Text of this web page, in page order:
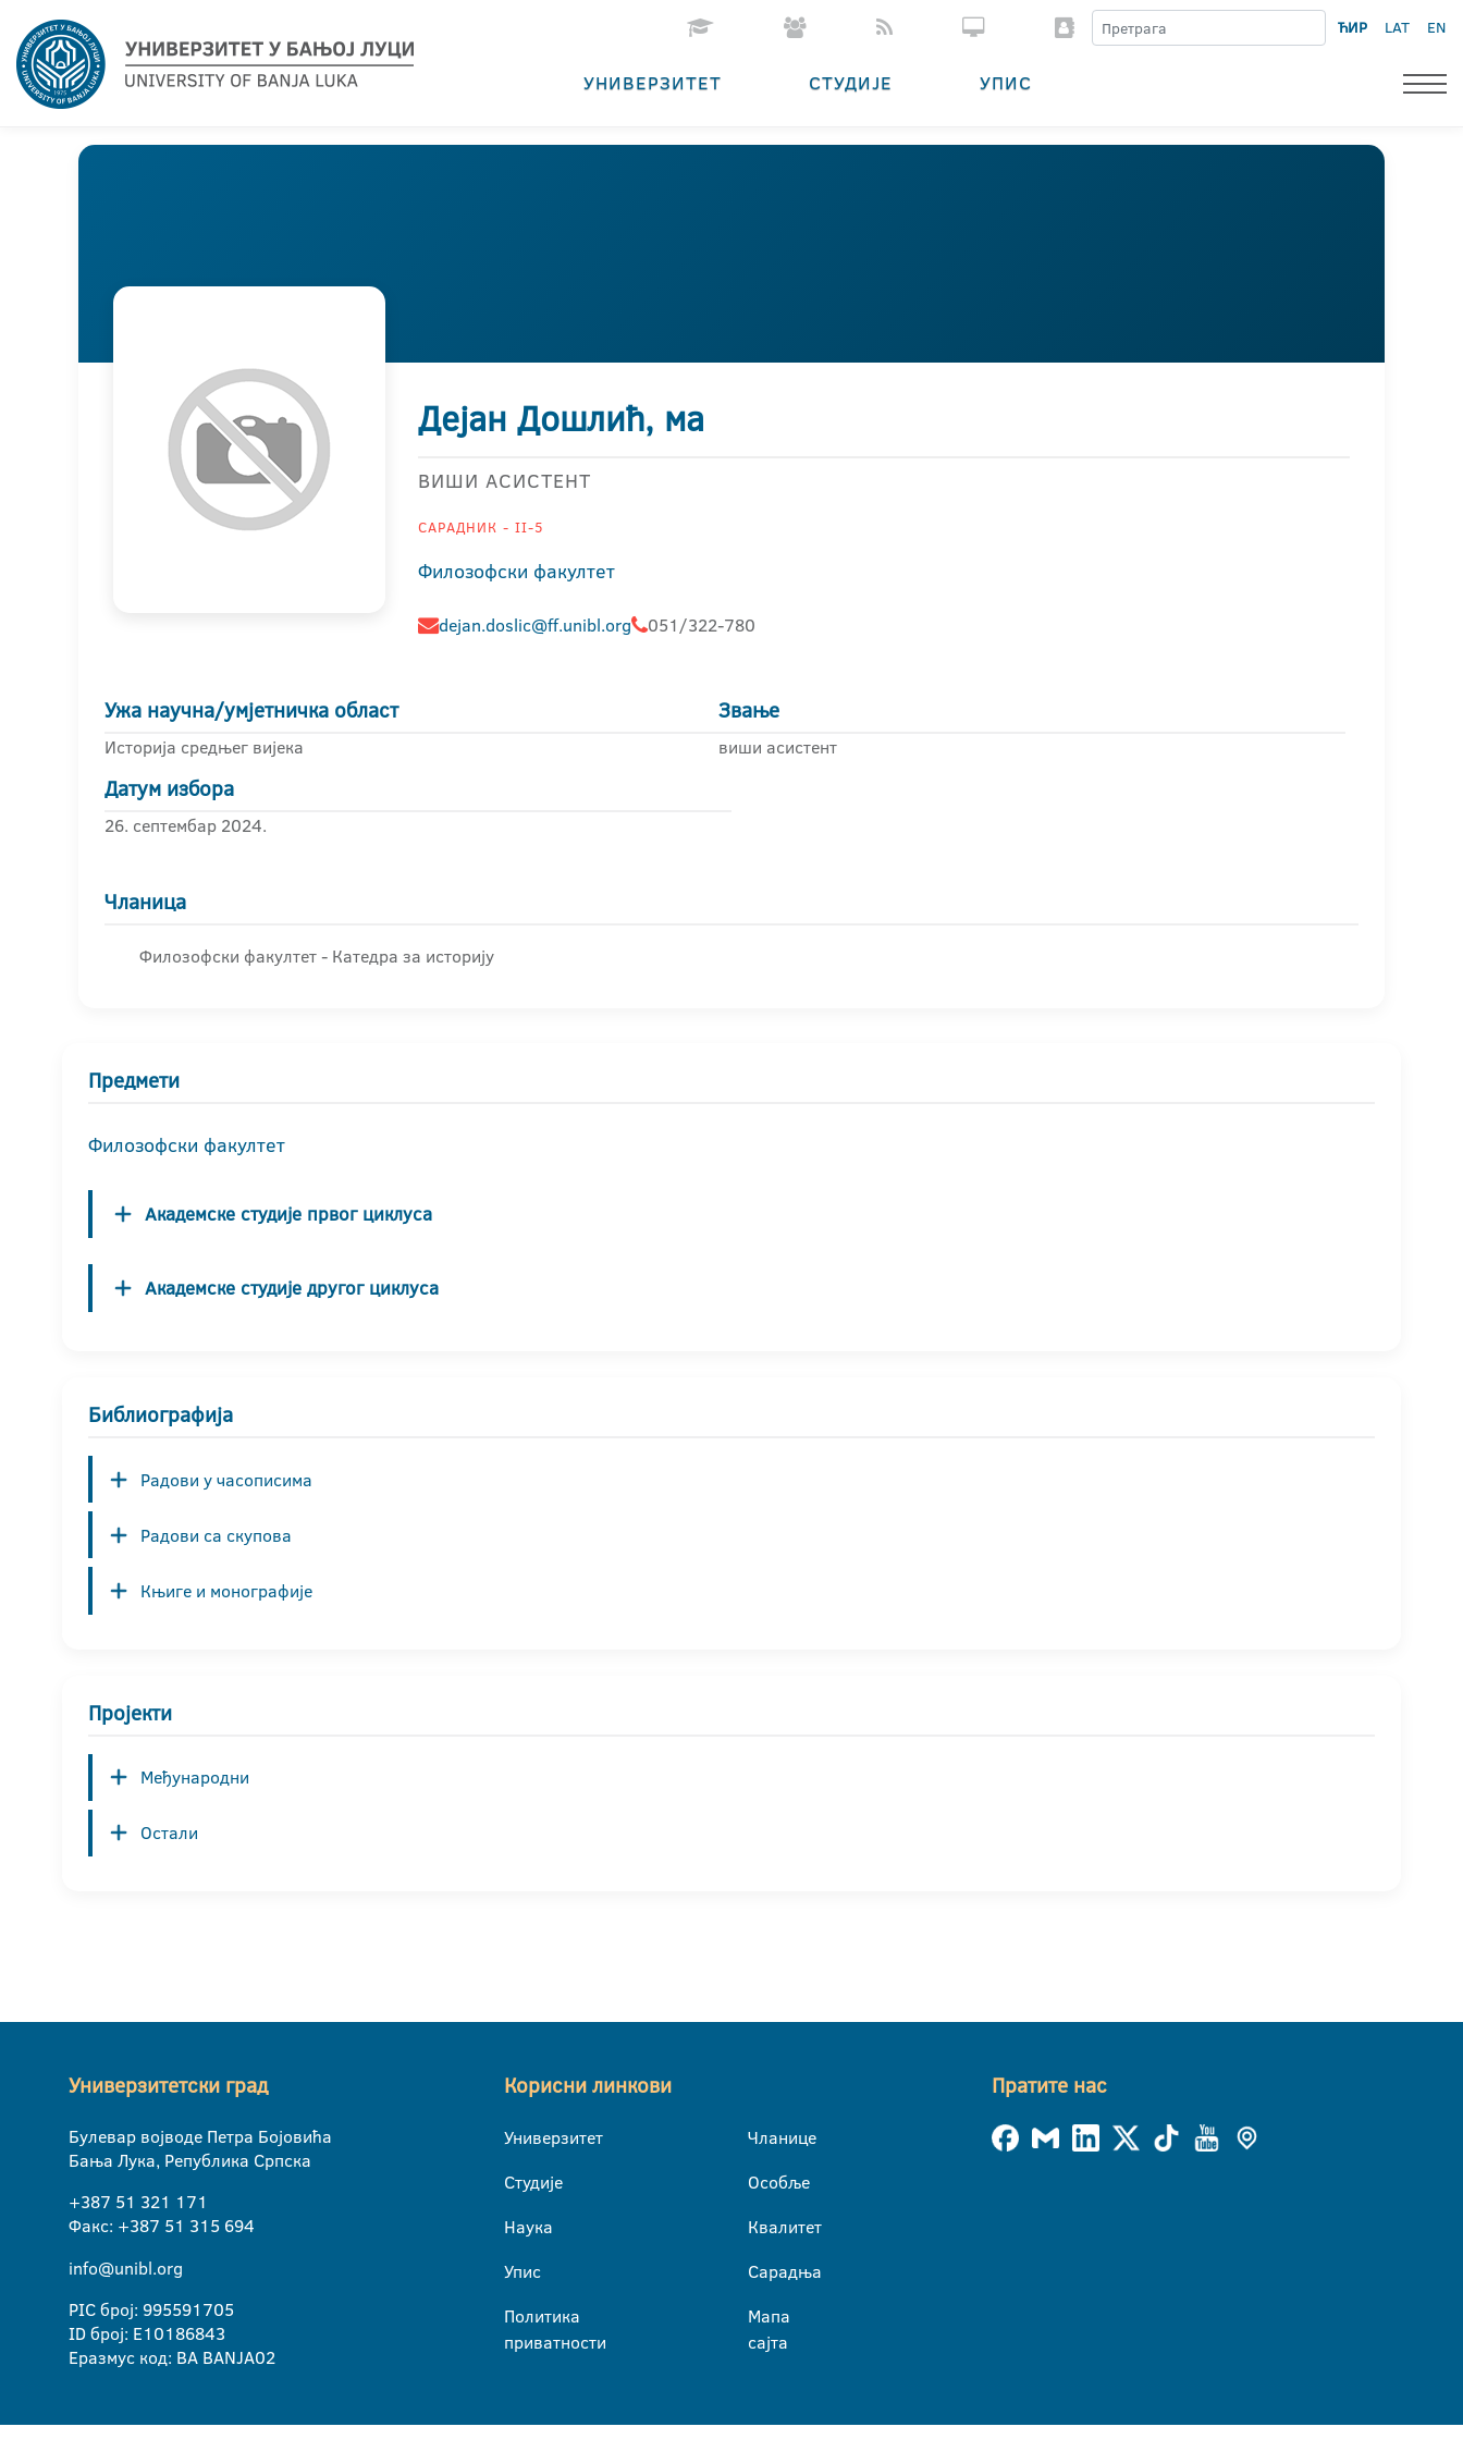
ЋИР LAT EN
УНИВЕРЗИТЕТ СТУДИЈЕ УПИС
Дејан Дошлић, ма
ВИШИ АСИСТЕНТ
САРАДНИК - II-5
Филозофски факултет
dejan.doslic@ff.unibl.org 051/322-780
Ужа научна/умјетничка област
Историја средњег вијека
Звање
виши асистент
Датум избора
26. септембар 2024.
Чланица
Филозофски факултет - Катедра за историју
Предмети
Филозофски факултет
Академске студије првог циклуса
Академске студије другог циклуса
Библиографија
Радови у часописима
Радови са скупова
Књиге и монографије
Пројекти
Међународни
Остали
Универзитетски град
Булевар војводе Петра Бојовића
Бања Лука, Република Српска
+387 51 321 171
Факс: +387 51 315 694
info@unibl.org
PIC број: 995591705
ID број: E10186843
Еразмус код: BA BANJA02
Корисни линкови
Универзитет
Студије
Наука
Упис
Политика
приватности
Чланице
Особље
Квалитет
Сарадња
Мапа
сајта
Пратите нас